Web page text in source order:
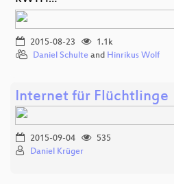
2015-08-23
1.1k
Daniel Schulte and Hinrikus Wolf
Internet für Flüchtlinge
2015-09-04
535
Daniel Krüger